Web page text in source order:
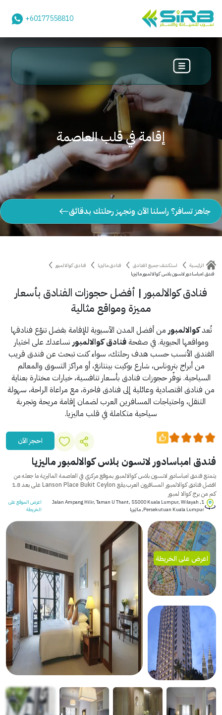
+60177558810
إقامة في قلب العاصمة
جاهز تسافر؟ راسلنا الآن ونجهز رحلتك بدقائق
الرئيسية استكشف جميع الفنادق فنادق ماليزيا
فنادق كوالالمبور
فندق امباسادور لانسون بلاس كوالالمبور ماليزيا
فنادق كوالالمبور | أفضل حجوزات الفنادق بأسعار
مميزة ومواقع مثالية
تُعدكوالالمبورمن أفضل المدن الآسيوية للإقامة بفضل تنوّع فنادقها
ومواقعها الحيوية. في صفحةفنادق كوالالمبورنساعدك على اختيار
الفندق الأنسب حسب هدف رحلتك، سواء كنت تبحث عن فندق قريب
من أبراج بتروناس، شارع بوكيت بينتانغ، أو مراكز التسوق والمعالم
السياحية. نوفّر حجوزات فنادق بأسعار تنافسية، خيارات مختارة بعناية
من فنادق اقتصادية وعائلية إلى فنادق فاخرة، مع مراعاة الراحة، سهولة
التنقل، واحتياجات المسافرين العرب لضمان إقامة مريحة وتجربة
سياحية متكاملة في قلب ماليزيا.
احجز الآن
فندق امباسادور لانسون بلاس كوالالمبور ماليزيا
يتمتع فندق امباسادور لانسون بلاس كوالالمبور بموقع مركزي في العاصمة الماليزية ما جعله من
افضل فنادق كوالالمبور المسافرون العرب.يقع Lanson Place Bukit Ceylon على بعد 1.8
كم من برج كوالا لمبور
1, Jalan Ampang Hilir, Taman U Thant, 55000 Kuala Lumpur, Wilayah
Persekutuan Kuala Lumpur, ماليزيا
اعرض الموقع على
الخريطة
اعرض على الخريطة